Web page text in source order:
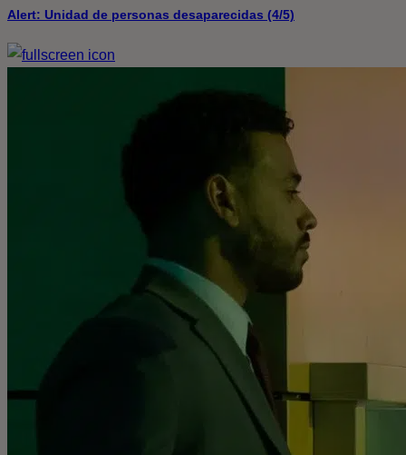
Alert: Unidad de personas desaparecidas (4/5)